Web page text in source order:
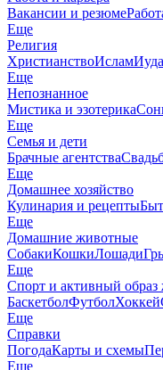
Вакансии и резюме
Еще
Религия
ХристианствоИслам
Еще
Непознанное
Мистика и эзотерика
Еще
Семья и дети
Брачные агентства
Еще
Домашнее хозяйство
Кулинария и рецепты
Еще
Домашние животные
СобакиКошкиЛошади
Еще
Спорт и активный образ
БаскетболФутболХоккей
Еще
Справки
ПогодаКарты и схемы
Еще